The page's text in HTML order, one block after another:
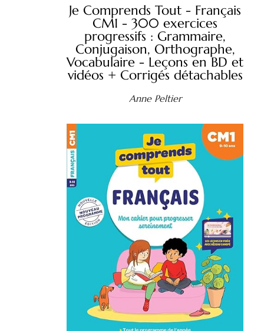
Je Comprends Tout - Français
CM1 - 300 exercices
progressifs : Grammaire,
Conjugaison, Orthographe,
Vocabulaire - Leçons en BD et
vidéos + Corrigés détachables
Anne Peltier